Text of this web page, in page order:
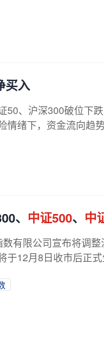
买入
50、沪深300破位下
情绪下，资金流向趋
、 中证500、 中
有限公司宣布将调
于12月8日收市后正